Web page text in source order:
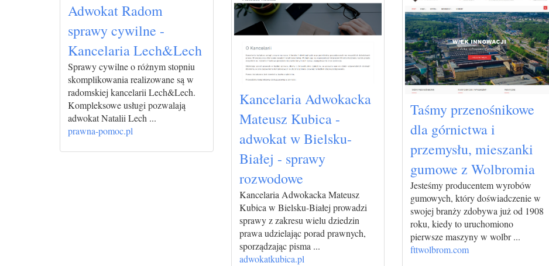
Adwokat Radom
sprawy cywilne -
Kancelaria Lech&Lech
Sprawy cywilne o różnym stopniu
skomplikowania realizowane są w
radomskiej kancelarii Lech&Lech.
Kompleksowe usługi pozwalają
adwokat Natalii Lech ...
prawna-pomoc.pl
Kancelaria Adwokacka
Mateusz Kubica -
adwokat w Bielsku-
Białej - sprawy
rozwodowe
Kancelaria Adwokacka Mateusz
Kubica w Bielsku-Białej prowadzi
sprawy z zakresu wielu dziedzin
prawa udzielając porad prawnych,
sporządzając pisma ...
adwokatkubica.pl
Taśmy przenośnikowe
dla górnictwa i
przemysłu, mieszanki
gumowe z Wolbromia
Jesteśmy producentem wyrobów
gumowych, który doświadczenie w
swojej branży zdobywa już od 1908
roku, kiedy to uruchomiono
pierwsze maszyny w wolbr ...
fttwolbrom.com